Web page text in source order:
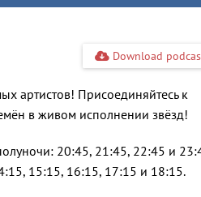
Download
артистов! Присоединяйтесь к
в живом исполнении звёзд!
20:45, 21:45, 22:45 и
15:15, 16:15, 17:15 и 18:15.